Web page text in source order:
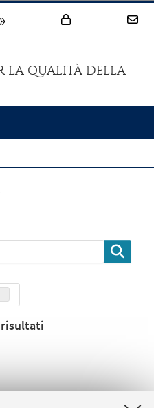
LA QUALITÀ DELLA
risultati